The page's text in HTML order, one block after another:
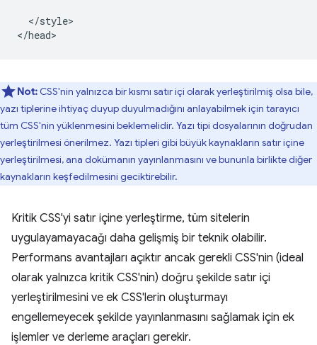
  </style>
Not: CSS'nin yalnızca bir kısmı satır içi olarak yerleştirilmiş olsa bile,
yazı tiplerine ihtiyaç duyup duyulmadığını anlayabilmek için tarayıcı
tüm CSS'nin yüklenmesini beklemelidir. Yazı tipi dosyalarının doğrudan
yerleştirilmesi önerilmez. Yazı tipleri gibi büyük kaynakların satır içine
yerleştirilmesi, ana dokümanın yayınlanmasını ve bununla birlikte diğer
kaynakların keşfedilmesini geciktirebilir.
Kritik CSS'yi satır içine yerleştirme, tüm sitelerin
uygulayamayacağı daha gelişmiş bir teknik olabilir.
Performans avantajları açıktır ancak gerekli CSS'nin (ideal
olarak yalnızca kritik CSS'nin) doğru şekilde satır içi
yerleştirilmesini ve ek CSS'lerin oluşturmayı
engellemeyecek şekilde yayınlanmasını sağlamak için ek
işlemler ve derleme araçları gerekir.